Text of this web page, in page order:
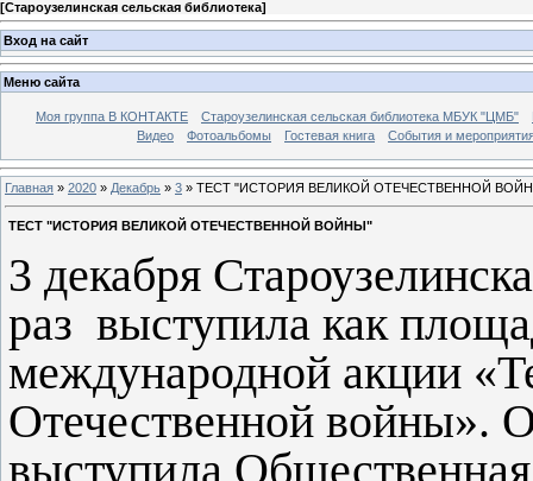
[Староузелинская сельская библиотека]
Вход на сайт
Меню сайта
Моя группа В КОНТАКТЕ Староузелинская сельская библиотека МБУК "ЦМБ"
Видео
Фотоальбомы Гостевая книга События и
Главная » 2020 » Декабрь » 3 » ТЕСТ "ИСТОРИЯ ВЕЛИКОЙ ОТЕЧЕСТВЕННОЙ
ТЕСТ "ИСТОРИЯ ВЕЛИКОЙ ОТЕЧЕСТВЕННОЙ ВОЙНЫ"
3 декабря
раз выступила как
международной акции
Отечественной войны».
выступила